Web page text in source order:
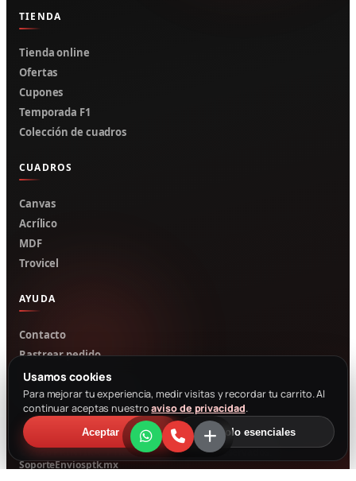
Usamos cookies
Para mejorar tu experiencia, medir visitas y recordar tu carrito. Al
continuar aceptas nuestroaviso de privacidad.
Aceptar Solo esenciales
TIENDA
Tienda online
Ofertas
Cupones
Temporada F1
Colección de cuadros
CUADROS
Canvas
Acrílico
MDF
Trovicel
AYUDA
Contacto
Rastrear pedido
Mi cuenta
Cotizar por WhatsApp
© 2026 PRINTIKA · PTK. Todos los derechos reservados.
SoporteEnvíosptk.mx